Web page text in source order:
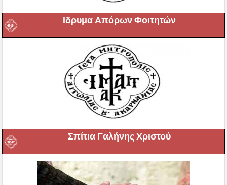
Ιδρυμα Απόρων Φοιτητών
Σπίτια Γαλήνης Χριστού